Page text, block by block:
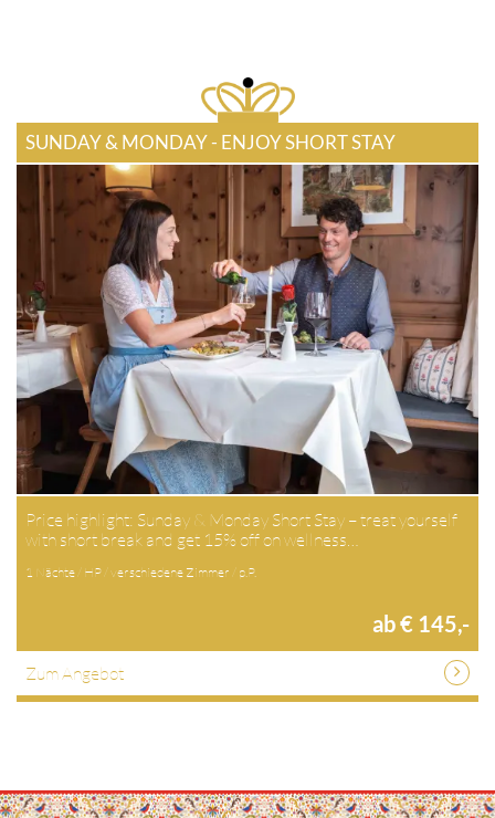
SUNDAY & MONDAY - ENJOY SHORT STAY
Price highlight: Sunday & Monday Short Stay – treat yourself
with short break and get 15% off on wellness…
1 Nächte / HP / verschiedene Zimmer / p.P.
ab € 145,-
Zum Angebot